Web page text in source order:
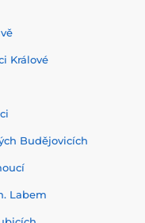
Králové
Budějovicích
Labem